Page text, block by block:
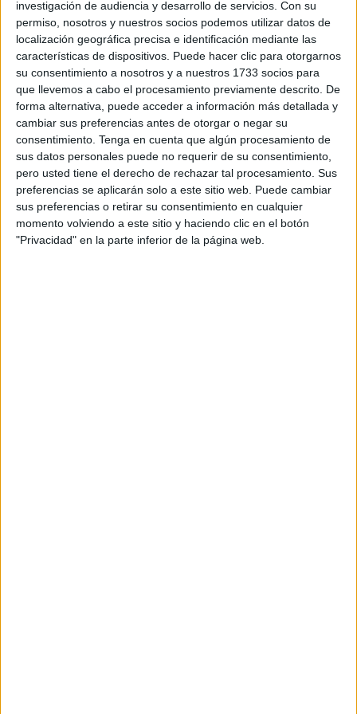
investigación de audiencia y desarrollo de servicios. Con su
permiso, nosotros y nuestros socios podemos utilizar datos de
localización geográfica precisa e identificación mediante las
características de dispositivos. Puede hacer clic para otorgarnos
su consentimiento a nosotros y a nuestros 1733 socios para
que llevemos a cabo el procesamiento previamente descrito. De
forma alternativa, puede acceder a información más detallada y
cambiar sus preferencias antes de otorgar o negar su
consentimiento. Tenga en cuenta que algún procesamiento de
sus datos personales puede no requerir de su consentimiento,
pero usted tiene el derecho de rechazar tal procesamiento. Sus
preferencias se aplicarán solo a este sitio web. Puede cambiar
sus preferencias o retirar su consentimiento en cualquier
momento volviendo a este sitio y haciendo clic en el botón
"Privacidad" en la parte inferior de la página web.
La deportación de los judíos de procedencia polaca se vio
apresurada en sus formas, cuando el gobierno desautorizó
los pasaportes de los habitantes polacos residentes en el
extranjero si no se les ponía un nuevo sello. En
contestación a tal decisión, los días 26 y 27 de octubre de
1938, Heinrich Luitpold Himmler (1900-1945), uno de los
principales líderes del Partido Nacionalsocialista Obrero
Alemán, dictaminó apresar y deportar a los judíos polacos.
Ni que decir tiene, que los nazis se valieron de estas
deportaciones para desquitarse de los judíos que llevaban
varios años conviviendo, pero aún no habían conseguido